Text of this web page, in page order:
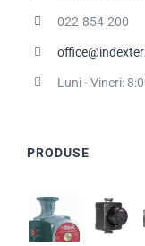
022-854-200
Luni - Vineri:
PRODUSE